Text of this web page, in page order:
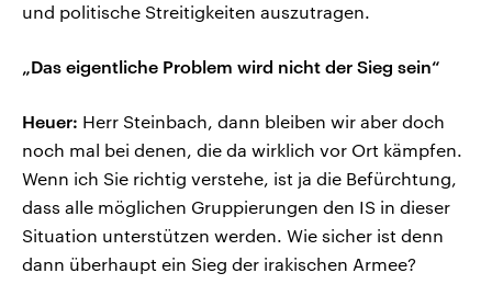
und politische Streitigkeiten auszutragen.
„Das eigentliche Problem wird nicht der Sieg sein“
Heuer: Herr Steinbach, dann bleiben wir aber doch
noch mal bei denen, die da wirklich vor Ort kämpfen.
Wenn ich Sie richtig verstehe, ist ja die Befürchtung,
dass alle möglichen Gruppierungen den IS in dieser
Situation unterstützen werden. Wie sicher ist denn
dann überhaupt ein Sieg der irakischen Armee?